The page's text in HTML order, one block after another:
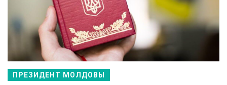
ПРЕЗИДЕНТ МОЛДОВЫ